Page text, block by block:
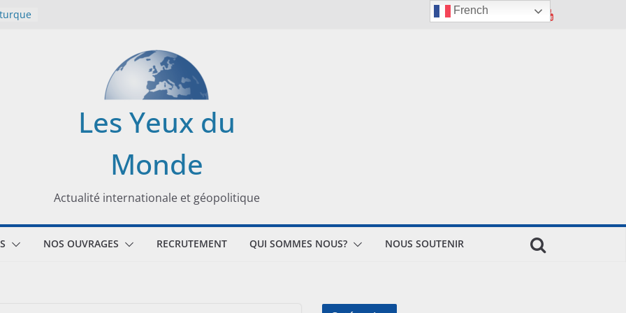
Les Yeux du
Monde
Actualité internationale et géopolitique
NOS OUVRAGES RECRUTEMENT QUI SOMMES NOUS? NOUS SOUTENIR
French